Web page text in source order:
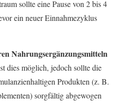
sollte eine Pause von 2 bis 4
ein neuer Einnahmezyklus
Nahrungsergänzungsmitteln
dies möglich, jedoch sollte die
Produkten (z. B.
sorgfältig abgewogen